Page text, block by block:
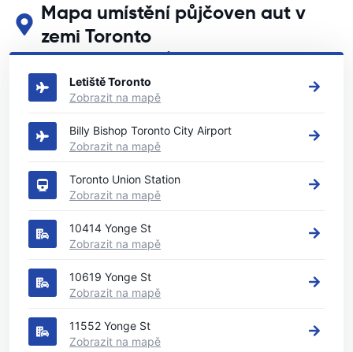
Mapa umístění půjčoven aut v
zemi Toronto
Podívejte se na naše hlavní půjčovny aut v zemi Toronto
Letiště Toronto
Zobrazit na mapě
Billy Bishop Toronto City Airport
Zobrazit na mapě
Toronto Union Station
Zobrazit na mapě
10414 Yonge St
Zobrazit na mapě
10619 Yonge St
Zobrazit na mapě
11552 Yonge St
Zobrazit na mapě